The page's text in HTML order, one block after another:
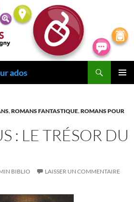
ados
,ROMANS FANTASTIQUE,ROMANS POUR
: LE TRÉSOR DU
BIBLIO LAISSER UN COMMENTAIRE